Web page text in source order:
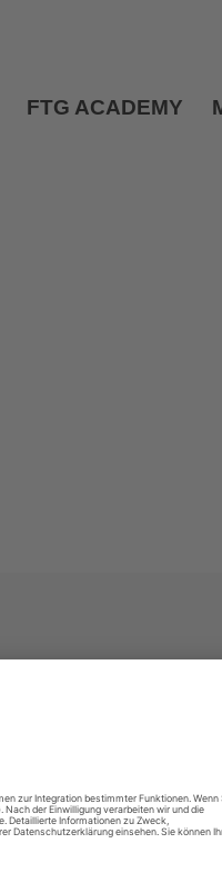
FTG ACADEMY
Foodtruck Community.
Ihren Foodtruck an und